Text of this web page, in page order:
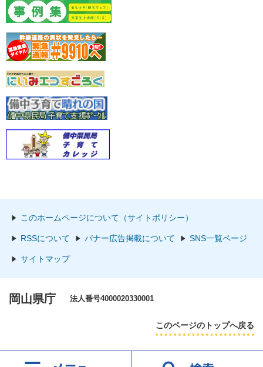
このホームページについて（サイトポリシー）
RSSについて バナー広告掲載について SNS一覧ページ
サイトマップ
岡山県庁 法人番号4000020330001
このページのトップへ戻る